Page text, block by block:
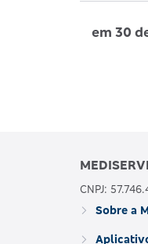
em 30
CNPJ:
Sobre a